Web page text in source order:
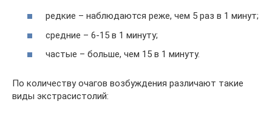
редкие – наблюдаются реже, чем 5 раз в 1 минут;
средние – 6-15 в 1 минуту;
частые – больше, чем 15 в 1 минуту.
По количеству очагов возбуждения различают такие
виды экстрасистолий: